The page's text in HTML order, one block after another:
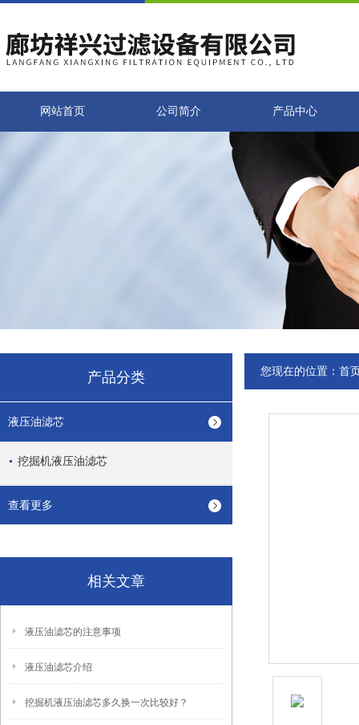
网站首页 公司简介 产品中心
产品分类
液压油滤芯
挖掘机液压油滤芯
查看更多
相关文章
液压油滤芯的注意事项
液压油滤芯介绍
挖掘机液压油滤芯多久换一次比较好？
您现在的位置： 首